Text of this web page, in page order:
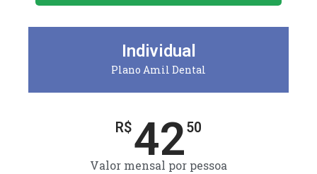
Individual
Plano Amil Dental
R$4250
Valor mensal por pessoa